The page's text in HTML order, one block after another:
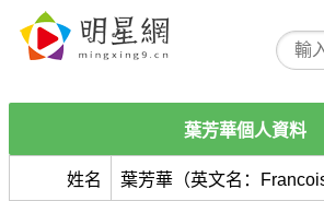
葉芳華個人資料
姓名 葉芳華（英文名：